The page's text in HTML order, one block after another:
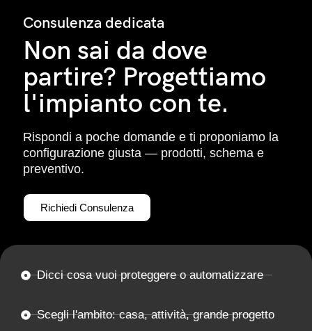
Consulenza dedicata
Non sai da dove
partire? Progettiamo
l'impianto con te.
Rispondi a poche domande e ti proponiamo la
configurazione giusta — prodotti, schema e
preventivo.
Richiedi Consulenza
Dicci cosa vuoi proteggere o automatizzare
Scegli l'ambito: casa, attività, grande progetto